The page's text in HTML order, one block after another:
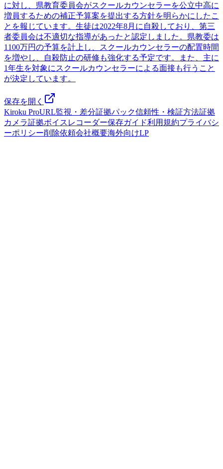
に対し、県教育委員会がスクールカウンセラーを公立中高に
増員するための補正予算案を提出する方針を明らかにしたこ
とを報じています。生徒は2022年8月に自殺しており、第三
者委員会は不適切な指導があったと認定しました。県教委は
1100万円の予算を計上し、スクールカウンセラーの配置時間
を増やし、自殺防止の研修も強化する予定です。また、主に
1年生を対象にスクールカウンセラーによる面接も行うこと
が決定しています。
保存を開く
Kiroku ProURL監視・差分証拠パック信頼性・検証方法証拠
カメラ証拠ボイスレコーダー保存ガイド利用規約プライバシ
ーポリシー削除依頼会社概要海外向けLP